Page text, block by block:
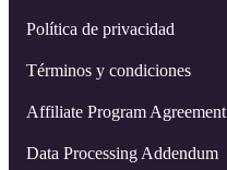
Política de privacidad
Términos y condiciones
Affiliate Program Agreement
Data Processing Addendum